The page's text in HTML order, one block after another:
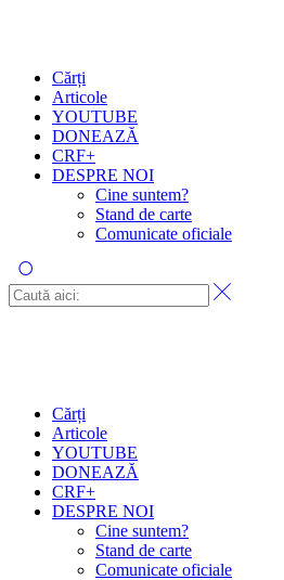
Cărți
Articole
YOUTUBE
DONEAZĂ
CRF+
DESPRE NOI
Cine suntem?
Stand de carte
Comunicate oficiale
Cărți
Articole
YOUTUBE
DONEAZĂ
CRF+
DESPRE NOI
Cine suntem?
Stand de carte
Comunicate oficiale